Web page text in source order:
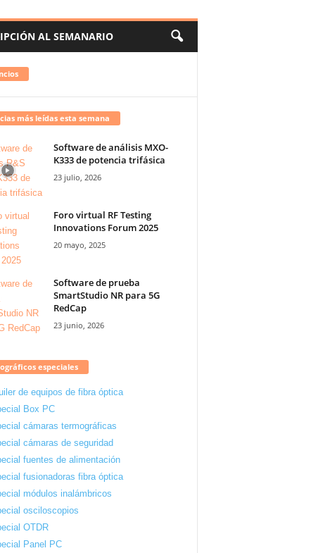
AL SEMANARIO
más leídas esta semana
Software de análisis MXO-
K333 de potencia trifásica
23 julio, 2026
Foro virtual RF Testing
Innovations Forum 2025
20 mayo, 2025
Software de prueba
SmartStudio NR para 5G
RedCap
23 junio, 2026
especiales
de equipos de fibra óptica
Box PC
cámaras termográficas
cámaras de seguridad
fuentes de alimentación
fusionadoras fibra óptica
módulos inalámbricos
osciloscopios
OTDR
Panel PC